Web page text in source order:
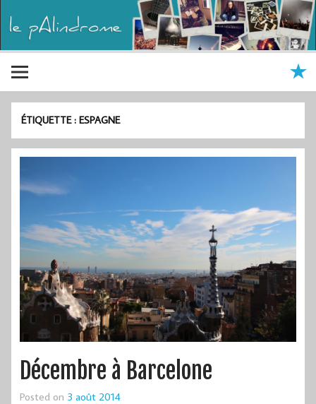
ÉTIQUETTE :ESPAGNE
Décembre à Barcelone
Posted on 3 août 2014